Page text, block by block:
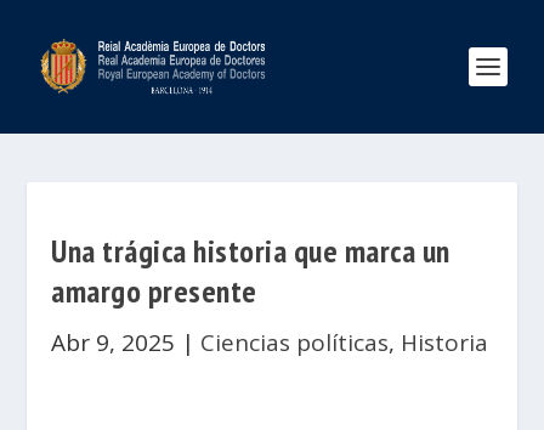
Una trágica historia que marca un
amargo presente
Abr 9, 2025 | Ciencias políticas, Historia